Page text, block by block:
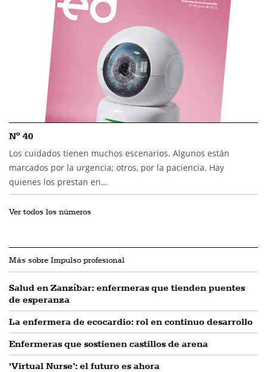
Nº 40
Los cuidados tienen muchos escenarios. Algunos están
marcados por la urgencia; otros, por la paciencia. Hay
quienes los prestan en…
Ver todos los números
Más sobre Impulso profesional
Salud en Zanzíbar: enfermeras que tienden puentes
de esperanza
La enfermera de ecocardio: rol en continuo desarrollo
Enfermeras que sostienen castillos de arena
‘Virtual Nurse’: el futuro es ahora